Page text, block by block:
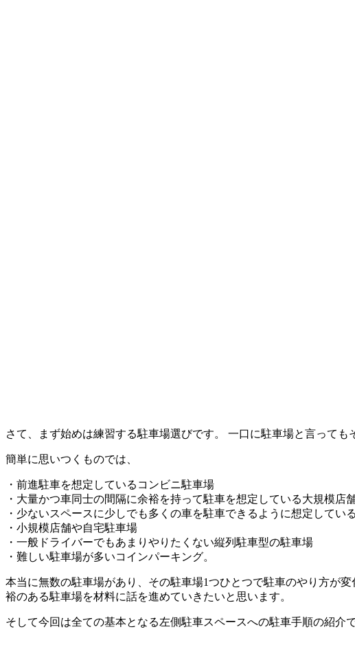
さて、まず始めは練習する駐車場選びです。 一口に駐車場と言っても
簡単に思いつくものでは、
・前進駐車を想定しているコンビニ駐車場
・大量かつ車同士の間隔に余裕を持って駐車を想定している大規模店
・少ないスペースに少しでも多くの車を駐車できるように想定してい
・小規模店舗や自宅駐車場
・一般ドライバーでもあまりやりたくない縦列駐車型の駐車場
・難しい駐車場が多いコインパーキング。
本当に無数の駐車場があり、その駐車場1つひとつで駐車のやり方が変
裕のある駐車場を材料に話を進めていきたいと思います。
そして今回は全ての基本となる左側駐車スペースへの駐車手順の紹介